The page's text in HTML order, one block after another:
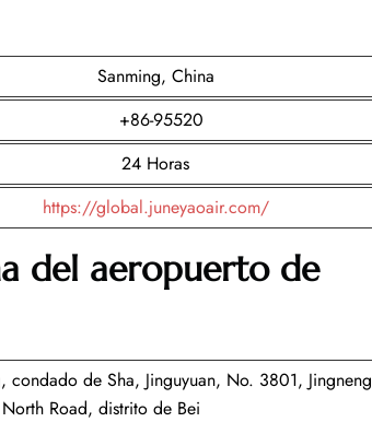
Sanming, China
+86-95520
24 Horas
https://global.juneyaoair.com/
del aeropuerto de
condado de Sha, Jinguyuan, No. 3801, Jingneng
North Road, distrito de Bei